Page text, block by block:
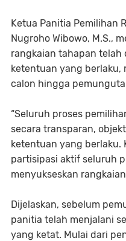
Ketua Panitia Pemilihan
Nugroho Wibowo, M.S.,
rangkaian tahapan telah
ketentuan yang berlaku,
calon hingga
“Seluruh proses
secara transparan,
ketentuan yang berlaku.
partisipasi aktif seluruh
menyukseskan
Dijelaskan, sebelum
panitia telah menjalani
yang ketat. Mulai dari